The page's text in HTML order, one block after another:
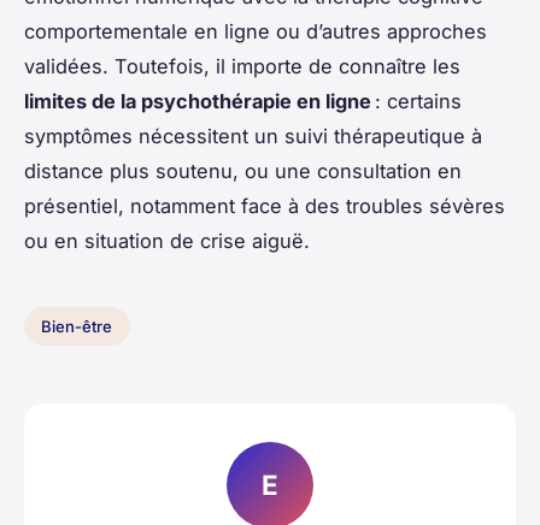
comportementale en ligne ou d’autres approches
validées. Toutefois, il importe de connaître les
limites de la psychothérapie en ligne : certains
symptômes nécessitent un suivi thérapeutique à
distance plus soutenu, ou une consultation en
présentiel, notamment face à des troubles sévères
ou en situation de crise aiguë.
Bien-être
E